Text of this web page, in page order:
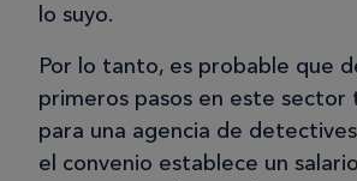
lo suyo.
Por lo tanto, es probable que
primeros pasos en este sector
para una agencia de
el convenio establece un